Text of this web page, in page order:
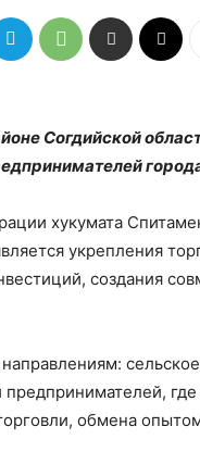
Согдийской
хукумата
укрепления
создания
где
обмена